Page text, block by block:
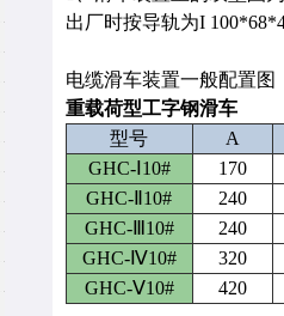
出厂时按导轨为I
电缆滑车装置一般配置图
重载荷型工字钢滑车
型号
A
GHC-Ⅰ10#
170
GHC-Ⅱ10#
240
GHC-Ⅲ10#
240
GHC-Ⅳ10#
320
GHC-Ⅴ10#
420